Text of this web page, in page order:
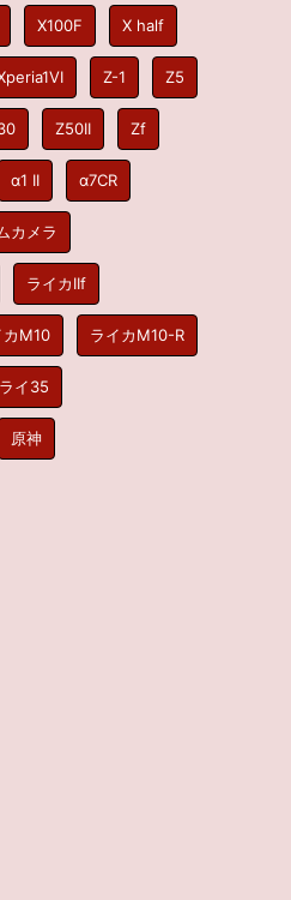
X100F X half
Z-1 Z5
Z50II Zf
α1 II α7CR
カメラ
ライカIIf
カM10 ライカM10-R
イ35
原神